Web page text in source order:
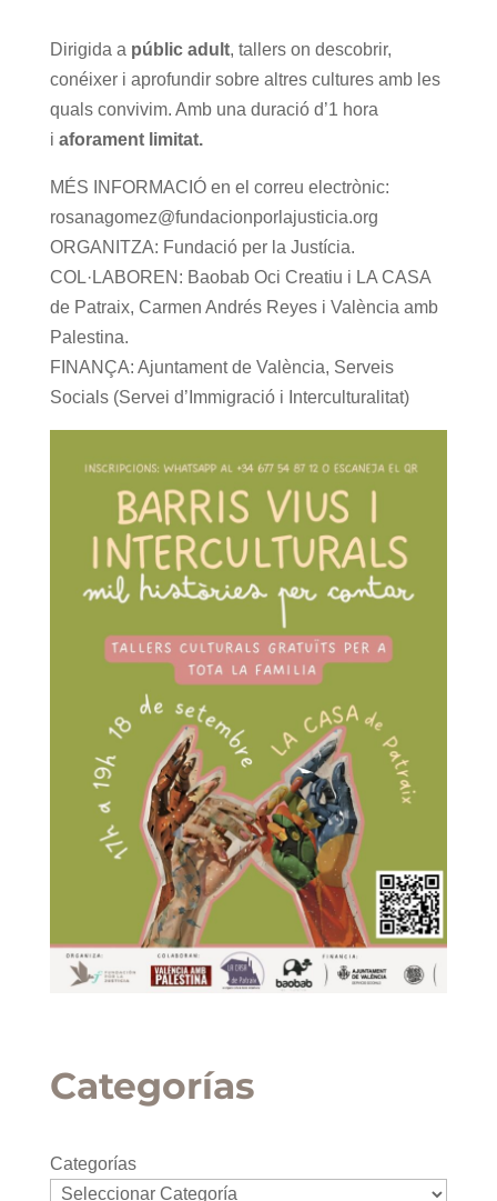
Dirigida a públic adult, tallers on descobrir,
conéixer i aprofundir sobre altres cultures amb les
quals convivim. Amb una duració d’1 hora
i aforament limitat.
MÉS INFORMACIÓ en el correu electrònic:
rosanagomez@fundacionporlajusticia.org
ORGANITZA: Fundació per la Justícia.
COL·LABOREN: Baobab Oci Creatiu i LA CASA
de Patraix, Carmen Andrés Reyes i València amb
Palestina.
FINANÇA: Ajuntament de València, Serveis
Socials (Servei d’Immigració i Interculturalitat)
Categorías
Categorías